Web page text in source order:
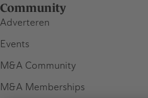
Community
Adverteren
Events
M&A Community
M&A Memberships